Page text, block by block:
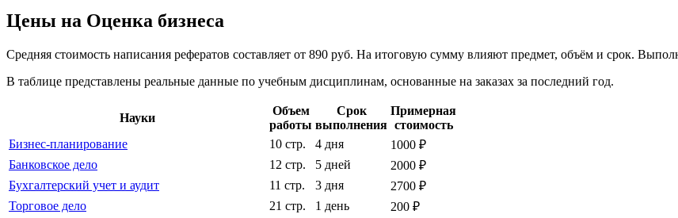
Цены на Оценка бизнеса
Средняя стоимость написания рефератов составляет от 890 руб. На итоговую сумму влияют предмет, объём и срок.
В таблице представлены реальные данные по учебным дисциплинам, основанные на заказах за последний год.
Науки
Объем
работы
Срок
выполнения
Примерная
стоимость
Бизнес-планирование
10 стр. 4 дня
1000 ₽
Банковское дело
12 стр. 5 дней
2000 ₽
Бухгалтерский учет и аудит
11 стр. 3 дня
2700 ₽
Торговое дело
21 стр. 1 день
200 ₽